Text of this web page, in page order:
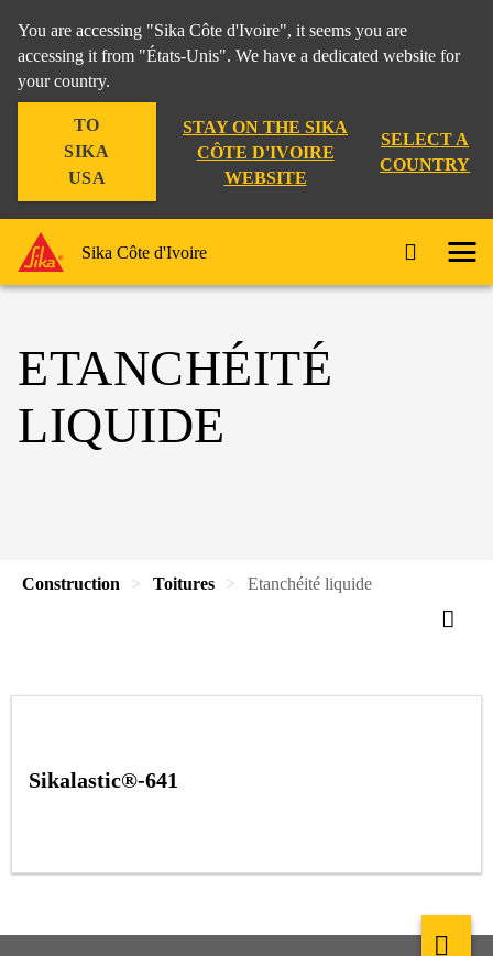
You are accessing "Sika Côte d'Ivoire", it seems you are
accessing it from "États-Unis". We have a dedicated website for
your country.
TO
SIKA
USA
STAY ON THE SIKA
CÔTE D'IVOIRE
WEBSITE
SELECT A
COUNTRY
Sika Côte d'Ivoire
ETANCHÉITÉ
LIQUIDE
Construction Toitures Etanchéité liquide
Sikalastic®-641